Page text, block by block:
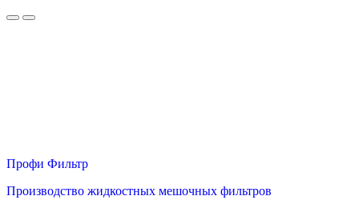
Профи Фильтр
Производство жидкостных мешочных фильтров